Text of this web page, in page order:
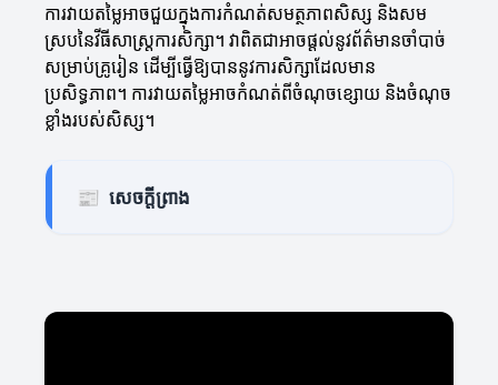
ការវាយតម្លៃអាចជួយក្នុងការកំណត់សមត្ថភាពសិស្ស និងសម
ស្របនៃវីធីសាស្ត្រការសិក្សា។ វាពិតជា​អាចផ្ដល់នូវព័ត៌មាន​ចាំបាច់
សម្រាប់គ្រូរៀន ដើម្បីធ្វើឱ្យបាននូវការសិក្សាដែលមាន
ប្រសិទ្ធភាព។ ការវាយតម្លៃអាចកំណត់ពីចំណុចខ្សោយ និងចំណុច
ខ្លាំងរបស់សិស្ស។
📰 សេចក្តីព្រាង